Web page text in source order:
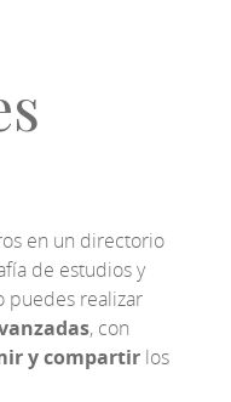
en un directorio
de estudios y
puedes realizar
, con
y compartir los